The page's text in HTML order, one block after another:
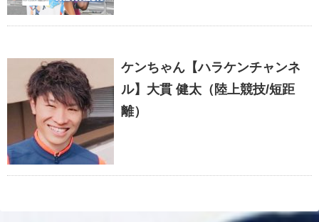
ケンちゃん【ハラケンチャンネ
ル】大貫 健太（陸上競技/短距
離）